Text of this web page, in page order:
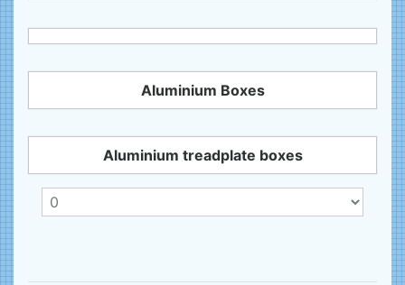
Aluminium Boxes
Aluminium treadplate boxes